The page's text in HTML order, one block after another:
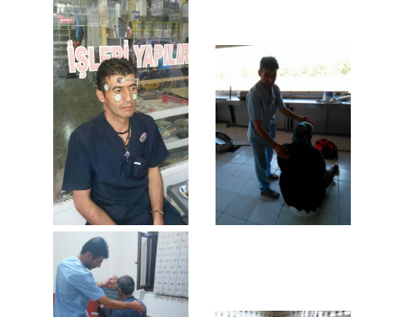
yapan,hacamat
yapanlar,hacamat bağışıklık
sitemi,hacamat nedir,Konya ili
ve ilçelerinde hacamat tedavisi
yapmakta olna sertifikalı
hacamat uzmanı,konyada
hacamat tedavisi yapmaktadır
hacamat yapanlar,hacamat
bağışıklık sitemi,hacamat
nedir,Dinimizde
Hacamat,hacamat